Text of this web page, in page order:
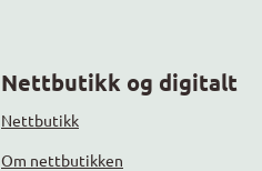
Nettbutikk og digitalt
Nettbutikk
Om nettbutikken